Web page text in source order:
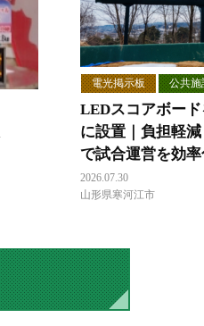
電光掲示板 公共施
LEDスコアボー
に設置｜負担軽
で試合運営を効率
2026.07.30
山形県寒河江市